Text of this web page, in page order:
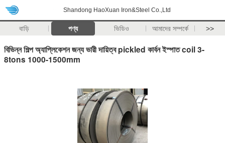
Shandong HaoXuan Iron&Steel Co.,Ltd
বাড়ি পণ্য ভিডিও আমাদের সম্পর্কে >>
বিভিন্ন শিল্প অ্যাপ্লিকেশন জন্য ভারী দায়িত্ব pickled কার্বন ইস্পাত coil 3-
8tons 1000-1500mm